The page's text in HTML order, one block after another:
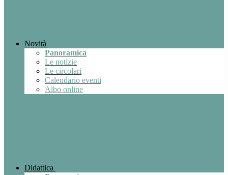
Novità
Panoramica
Le notizie
Le circolari
Calendario eventi
Albo online
Didattica